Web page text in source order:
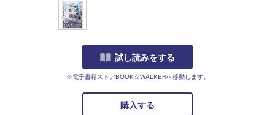
試し読みをする
※電子書籍ストアBOOK☆WALKERへ移動します。
購入する